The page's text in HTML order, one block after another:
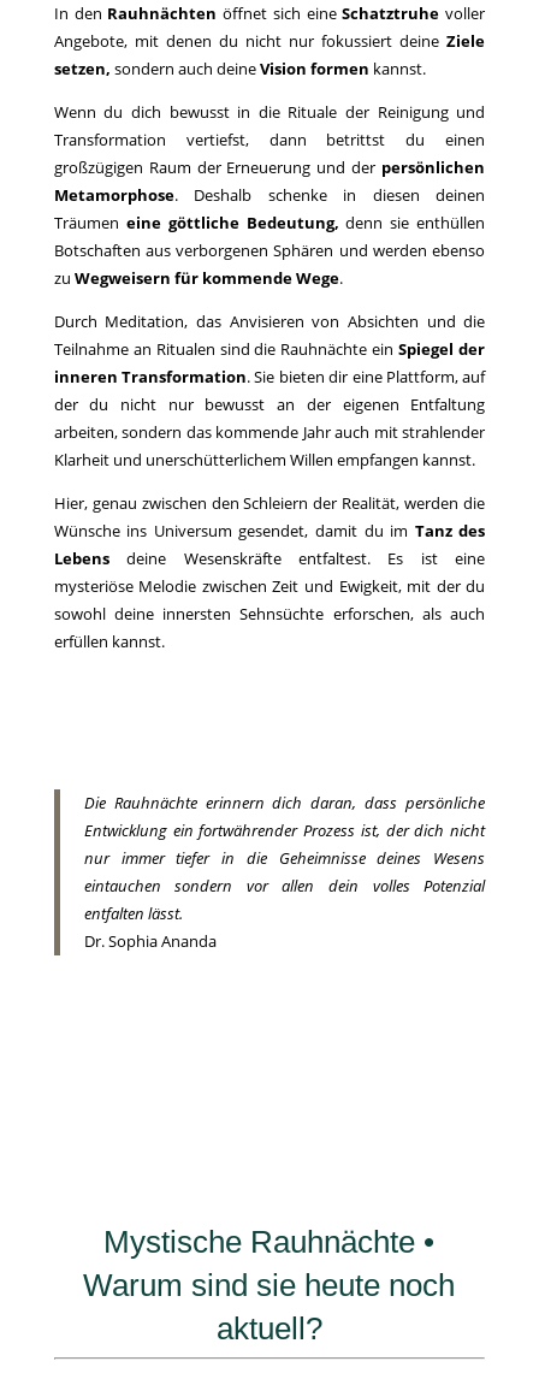
In den Rauhnächten öffnet sich eineSchatztruhe voller
Angebote, mit denen du nicht nur fokussiert deineZiele
setzen, sondern auch deineVision formen kannst.
Wenn du dich bewusst in die Rituale der Reinigung und
Transformation vertiefst, dann betrittst du einen
großzügigen Raum der Erneuerung und der persönlichen
Metamorphose. Deshalb schenke in diesen deinen
Träumen eine göttliche Bedeutung, denn sie enthüllen
Botschaften aus verborgenen Sphären und werden ebenso
zu Wegweisern für kommende Wege.
Durch Meditation, das Anvisieren von Absichten und die
Teilnahme an Ritualen sind die Rauhnächte einSpiegel der
inneren Transformation. Sie bieten dir eine Plattform, auf
der du nicht nur bewusst an der eigenen Entfaltung
arbeiten, sondern das kommende Jahr auch mit strahlender
Klarheit und unerschütterlichem Willen empfangen kannst.
Hier, genau zwischen den Schleiern der Realität, werden die
Wünsche ins Universum gesendet, damit du im Tanz des
Lebensdeine Wesenskräfte entfaltest. Es ist eine
mysteriöse Melodie zwischen Zeit und Ewigkeit, mit der du
sowohl deine innersten Sehnsüchte erforschen, als auch
erfüllen kannst.
Die Rauhnächte erinnern dich daran, dass persönliche
Entwicklung ein fortwährender Prozess ist, der dich nicht
nur immer tiefer in die Geheimnisse deines Wesens
eintauchen sondern vor allen dein volles Potenzial
entfalten lässt.
Dr. Sophia Ananda
Mystische Rauhnächte •
Warum sind sie heute noch
aktuell?